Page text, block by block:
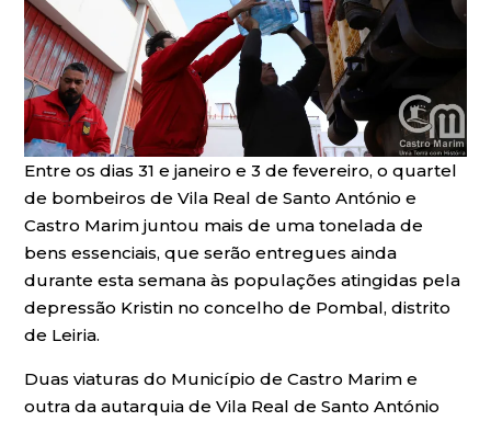
Entre os dias 31 e janeiro e 3 de fevereiro, o quartel
de bombeiros de Vila Real de Santo António e
Castro Marim juntou mais de uma tonelada de
bens essenciais, que serão entregues ainda
durante esta semana às populações atingidas pela
depressão Kristin no concelho de Pombal, distrito
de Leiria.
Duas viaturas do Município de Castro Marim e
outra da autarquia de Vila Real de Santo António